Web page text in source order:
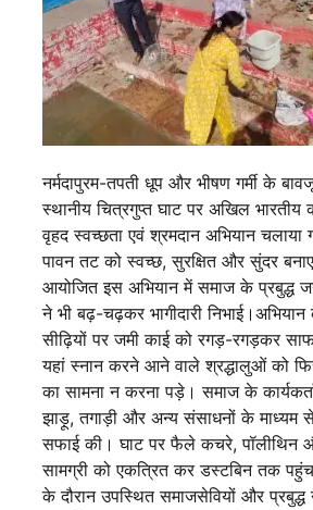
नर्मदापुरम-तपती धूप और भीषण गर्मी के
स्थानीय चित्रगुप्त घाट पर अखिल भारतीय
वृहद स्वच्छता एवं श्रमदान अभियान चलाया
पावन तट को स्वच्छ, सुरक्षित और सुंदर
आयोजित इस अभियान में समाज के प्रबुद्ध
ने भी बढ़-चढ़कर भागीदारी
सीढ़ियों पर जमी काई को रगड़-रगड़कर
यहां स्नान करने आने वाले श्रद्धालुओं को
का सामना न करना पड़े। समाज के
झाड़ू, तगाड़ी और अन्य संसाधनों के माध्यम
सफाई की। घाट पर फैले कचरे, पॉलीथिन
सामग्री को एकत्रित कर डस्टबिन तक
के दौरान उपस्थित समाजसेवियों और प्रबुद्ध